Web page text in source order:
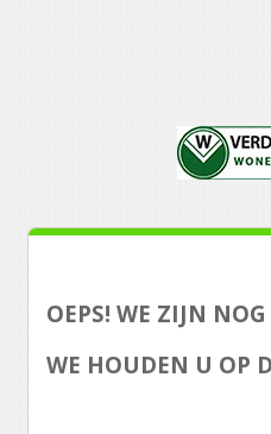
OEPS! WE ZIJN
WE HOUDEN U OP